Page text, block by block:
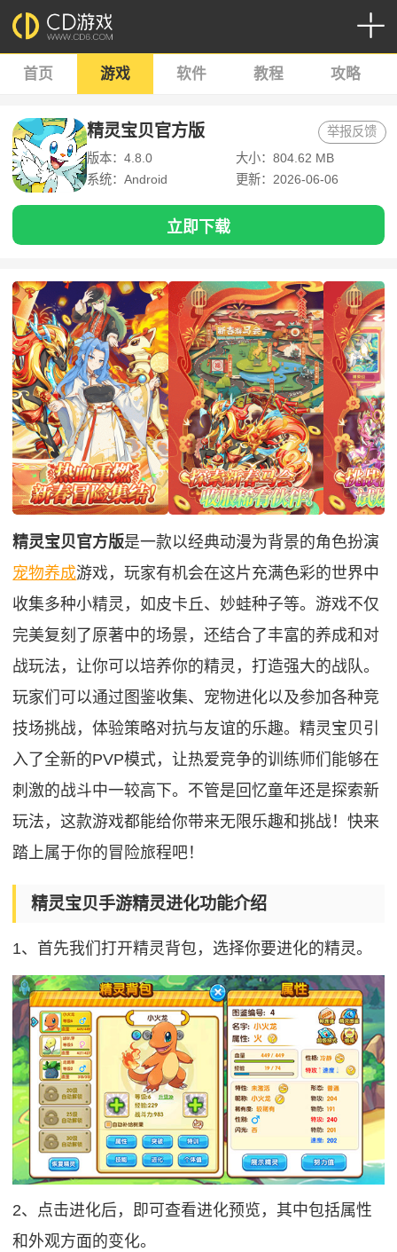
首页 游戏 软件 教程 攻略
精灵宝贝官方版
版本：4.8.0
大小：804.62 MB
系统：Android
更新：2026-06-06
举报反馈
立即下载
精灵宝贝官方版是一款以经典动漫为背景的角色扮演
宠物养成游戏，玩家有机会在这片充满色彩的世界中
收集多种小精灵，如皮卡丘、妙蛙种子等。游戏不仅
完美复刻了原著中的场景，还结合了丰富的养成和对
战玩法，让你可以培养你的精灵，打造强大的战队。
玩家们可以通过图鉴收集、宠物进化以及参加各种竞
技场挑战，体验策略对抗与友谊的乐趣。精灵宝贝引
入了全新的PVP模式，让热爱竞争的训练师们能够在
刺激的战斗中一较高下。不管是回忆童年还是探索新
玩法，这款游戏都能给你带来无限乐趣和挑战！快来
踏上属于你的冒险旅程吧！
精灵宝贝手游精灵进化功能介绍
1、首先我们打开精灵背包，选择你要进化的精灵。
2、点击进化后，即可查看进化预览，其中包括属性
和外观方面的变化。